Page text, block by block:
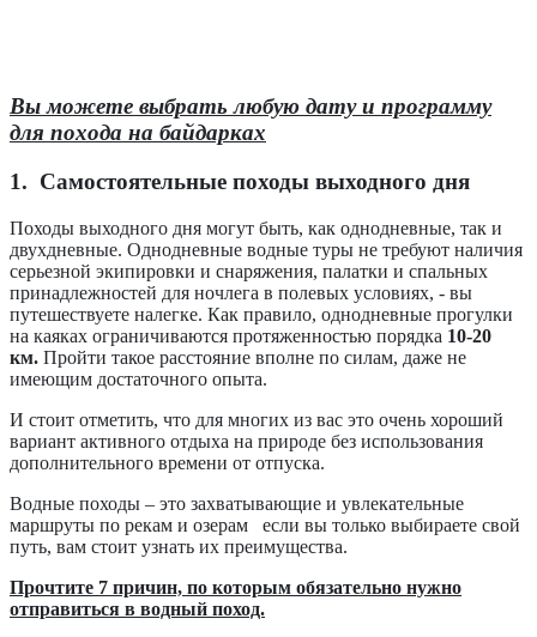
Вы можете выбрать любую дату и программу
для похода на байдарках
1. Самостоятельные походы выходного дня
Походы выходного дня могут быть, как однодневные, так и
двухдневные. Однодневные водные туры не требуют наличия
серьезной экипировки и снаряжения, палатки и спальных
принадлежностей для ночлега в полевых условиях, - вы
путешествуете налегке. Как правило, однодневные прогулки
на каяках ограничиваются протяженностью порядка 10-20
км. Пройти такое расстояние вполне по силам, даже не
имеющим достаточного опыта.
И стоит отметить, что для многих из вас это очень хороший
вариант активного отдыха на природе без использования
дополнительного времени от отпуска.
Водные походы – это захватывающие и увлекательные
маршруты по рекам и озерам если вы только выбираете свой
путь, вам стоит узнать их преимущества.
Прочтите 7 причин, по которым обязательно нужно
отправиться в водный поход.